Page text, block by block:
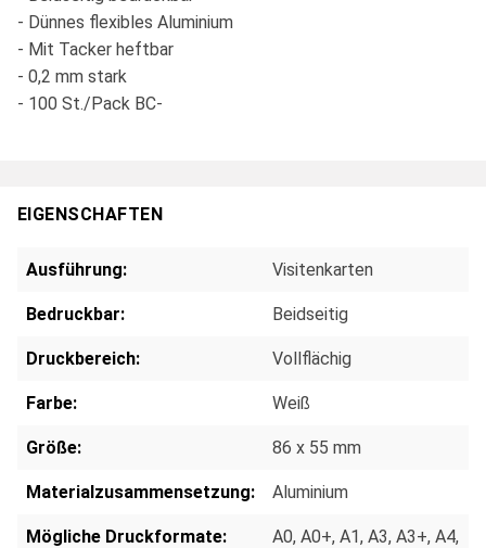
- Dünnes flexibles Aluminium
- Mit Tacker heftbar
- 0,2 mm stark
- 100 St./Pack BC-
EIGENSCHAFTEN
Ausführung: Visitenkarten
Bedruckbar: Beidseitig
Druckbereich: Vollflächig
Farbe: Weiß
Größe: 86 x 55 mm
Materialzusammensetzung: Aluminium
Mögliche Druckformate: A0, A0+, A1, A3, A3+, A4,